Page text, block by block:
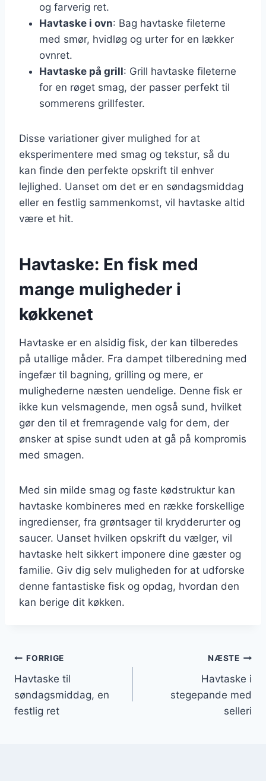
og farverig ret.
Havtaske i ovn: Bag havtaske fileterne
med smør, hvidløg og urter for en lækker
ovnret.
Havtaske på grill: Grill havtaske fileterne
for en røget smag, der passer perfekt til
sommerens grillfester.
Disse variationer giver mulighed for at
eksperimentere med smag og tekstur, så du
kan finde den perfekte opskrift til enhver
lejlighed. Uanset om det er en søndagsmiddag
eller en festlig sammenkomst, vil havtaske altid
være et hit.
Havtaske: En fisk med
mange muligheder i
køkkenet
Havtaske er en alsidig fisk, der kan tilberedes
på utallige måder. Fra dampet tilberedning med
ingefær til bagning, grilling og mere, er
mulighederne næsten uendelige. Denne fisk er
ikke kun velsmagende, men også sund, hvilket
gør den til et fremragende valg for dem, der
ønsker at spise sundt uden at gå på kompromis
med smagen.
Med sin milde smag og faste kødstruktur kan
havtaske kombineres med en række forskellige
ingredienser, fra grøntsager til krydderurter og
saucer. Uanset hvilken opskrift du vælger, vil
havtaske helt sikkert imponere dine gæster og
familie. Giv dig selv muligheden for at udforske
denne fantastiske fisk og opdag, hvordan den
kan berige dit køkken.
Indlægsnavigation
FORRIGE
Havtaske til
søndagsmiddag, en
festlig ret
NÆSTE
Havtaske i
stegepande med
selleri